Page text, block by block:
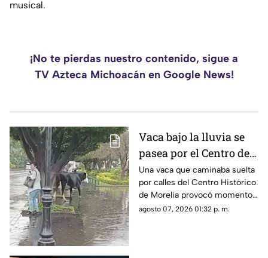
musical.
¡No te pierdas nuestro contenido, sigue a
TV Azteca Michoacán en Google News!
Vaca bajo la lluvia se
pasea por el Centro de
Morelia y asusta a una
mujer
Una vaca que caminaba suelta
por calles del Centro Histórico
de Morelia provocó momentos
de sorpresa y susto entre
agosto 07, 2026 01:32 p. m.